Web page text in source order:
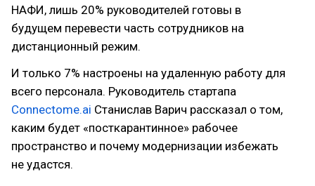
НАФИ, лишь 20% руководителей готовы в
будущем перевести часть сотрудников на
дистанционный режим.
И только 7% настроены на удаленную работу для
всего персонала. Руководитель стартапа
Connectome.ai Станислав Варич рассказал о том,
каким будет «посткарантинное» рабочее
пространство и почему модернизации избежать
не удастся.